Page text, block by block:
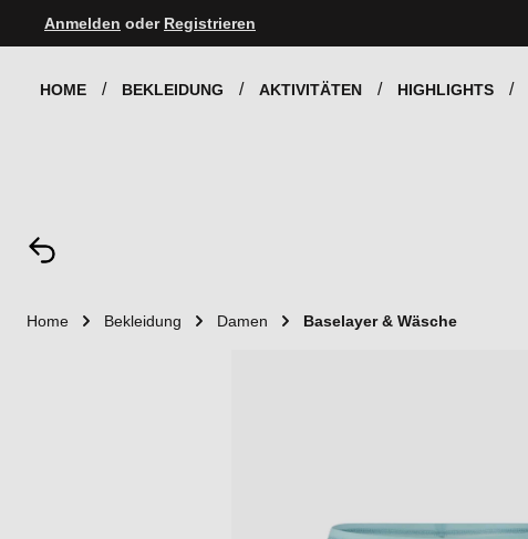
Hauptnavigation springen
Anmelden oder Registrieren
HOME BEKLEIDUNG AKTIVITÄTEN HIGHLIGHTS
Home Bekleidung Damen Baselayer & Wäsche